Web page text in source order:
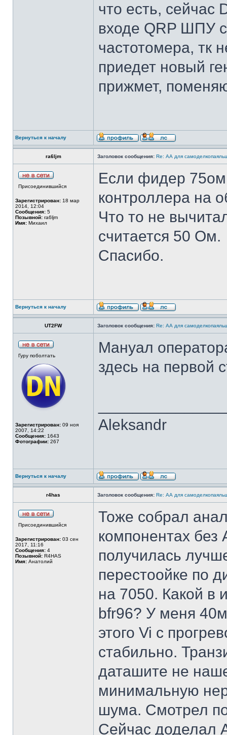
что есть, сейчас
входе QRP ШПУ
частотомера, тк
приедет новый
прижмет,
Вернуться к началу
ra6ljm Заголовок сообщения: Re: АА для
Присоединившийся
Зарегистрирован: 18 мар
2014, 12:04
Сообщения: 5
Позывной: ra6ljm
Имя: Михаил
Если фидер
контроллера на
Что то не
считается 50 Ом.
Спасибо.
Вернуться к началу
UT2FW Заголовок сообщения: Re: АА для
Гуру поболтать
Зарегистрирован: 09 ноя
2007, 14:22
Сообщения: 1643
Фотографии: 267
Мануал
здесь на первой
Aleksandr
Вернуться к началу
r4has Заголовок сообщения: Re: АА для
Присоединившийся
Зарегистрирован: 03 сен
2017, 11:16
Сообщения: 4
Позывной: R4HAS
Имя: Анатолий
Тоже собрал
компонентах
получилась
перестоойке по
на 7050. Какой в
bfr96? У меня
этого Vi с
стабильно.
даташите не
минимальную
шума. Смотрел
Сейчас доделал